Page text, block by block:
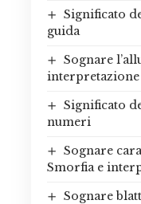
Significato
guida
Sognare
interpretazione
Significato
numeri
Sognare
Smorfia e
Sognare